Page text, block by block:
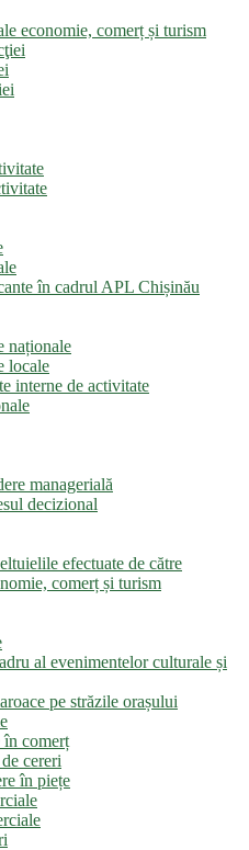
economie, comerț și turism
în cadrul APL Chișinău
naționale
locale
interne de activitate
managerială
decizional
efectuate de către
comerț și turism
al evenimentelor culturale și
pe străzile orașului
comerț
cereri
în piețe